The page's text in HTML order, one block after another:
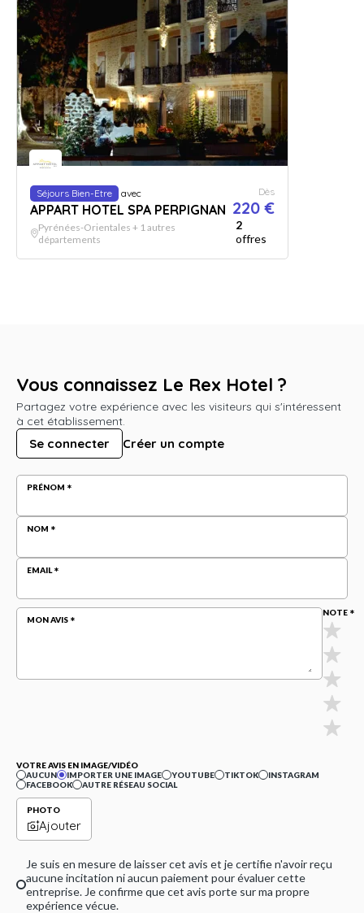
Séjours Bien-Etre avec
APPART HOTEL SPA PERPIGNAN
Dès
220 €
Pyrénées-Orientales + 1 autres
départements
2
offres
Vous connaissez Le Rex Hotel ?
Partagez votre expérience avec les visiteurs qui s'intéressent
à cet établissement.
Se connecter Créer un compte
PRÉNOM
NOM
EMAIL
MON AVIS
NOTE
VOTRE AVIS EN IMAGE/VIDÉO
AUCUN
IMPORTER UNE IMAGE YOUTUBE TIKTOK
INSTAGRAM
FACEBOOK
AUTRE RÉSEAU SOCIAL
PHOTO
Ajouter
Je suis en mesure de laisser cet avis et je certifie n'avoir reçu
aucune incitation ni aucun paiement pour évaluer cette
entreprise. Je confirme que cet avis porte sur ma propre
expérience vécue.